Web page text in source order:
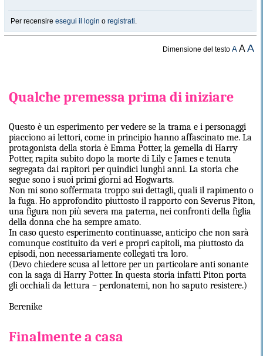
Per recensire esegui il login o registrati.
Dimensione del testoA AA
Qualche premessa prima di iniziare
Questo è un esperimento per vedere se la trama e i personaggi
piacciono ai lettori, come in principio hanno affascinato me. La
protagonista della storia è Emma Potter, la gemella di Harry
Potter, rapita subito dopo la morte di Lily e James e tenuta
segregata dai rapitori per quindici lunghi anni. La storia che
segue sono i suoi primi giorni ad Hogwarts.
Non mi sono soffermata troppo sui dettagli, quali il rapimento o
la fuga. Ho approfondito piuttosto il rapporto con Severus Piton,
una figura non più severa ma paterna, nei confronti della figlia
della donna che ha sempre amato.
In caso questo esperimento continuasse, anticipo che non sarà
comunque costituito da veri e propri capitoli, ma piuttosto da
episodi, non necessariamente collegati tra loro.
(Devo chiedere scusa al lettore per un particolare anti sonante
con la saga di Harry Potter. In questa storia infatti Piton porta
gli occhiali da lettura – perdonatemi, non ho saputo resistere.)
Berenike
Finalmente a casa